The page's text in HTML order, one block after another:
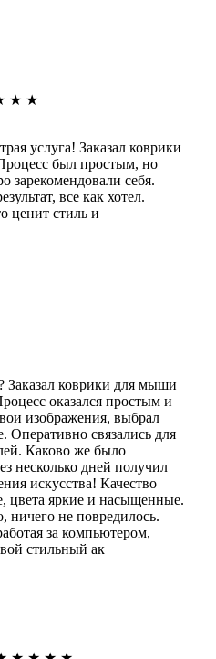
★ ★
услуга! Заказал коврики
был простым, но
зарекомендовали себя.
все как хотел.
ценит стиль и
Заказал коврики для мыши
оказался простым и
изображения, выбрал
Оперативно связались для
Каково же было
несколько дней получил
искусства! Качество
цвета яркие и насыщенные.
ничего не повредилось.
за компьютером,
стильный ак